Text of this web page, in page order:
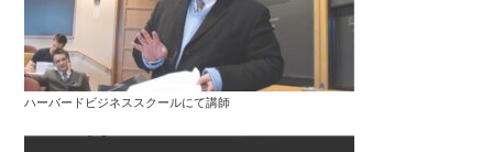
ハーバードビジネススクールにて講師